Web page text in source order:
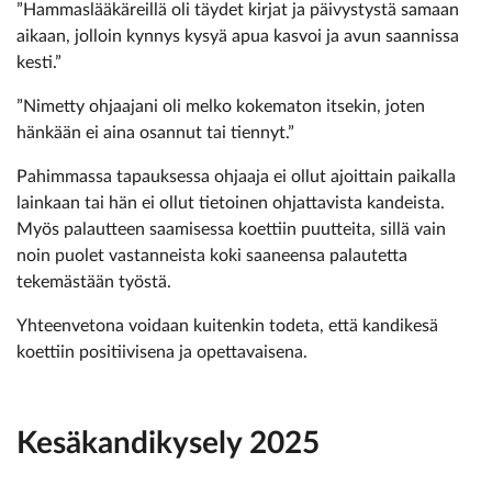
”Hammaslääkäreillä oli täydet kirjat ja päivystystä samaan
aikaan, jolloin kynnys kysyä apua kasvoi ja avun saannissa
kesti.”
”Nimetty ohjaajani oli melko kokematon itsekin, joten
hänkään ei aina osannut tai tiennyt.”
Pahimmassa tapauksessa ohjaaja ei ollut ajoittain paikalla
lainkaan tai hän ei ollut tietoinen ohjattavista kandeista.
Myös palautteen saamisessa koettiin puutteita, sillä vain
noin puolet vastanneista koki saaneensa palautetta
tekemästään työstä.
Yhteenvetona voidaan kuitenkin todeta, että kandikesä
koettiin positiivisena ja opettavaisena.
Kesäkandikysely 2025